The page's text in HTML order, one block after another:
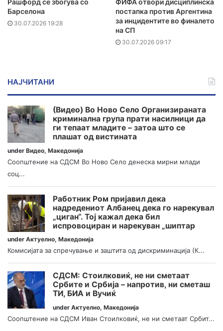
Рашфорд се збогува со
Барселона
30.07.2026 19:28
ФИФА отвори дисциплинска
постапка против Аргентина
за инцидентите во финалето
на СП
30.07.2026 09:17
НАЈЧИТАНИ
(Видео) Во Ново Село Организираната
криминална група прати насилници да
ги тепаат младите – затоа што се
плашат од вистината
under Видео, Македонија
Соопштение на СДСМ Во Ново Село денеска мирни млади
соц...
Работник Ром пријавил дека
надредениот Албанец дека го нарекувал
„циган“. Тој кажал дека бил
испровоциран и нарекуван „шиптар
under Актуелно, Македонија
Комисијата за спречување и заштита од дискриминација (К...
СДСМ: Стоилковиќ, не ни сметаат
Србите и Србија – напротив, ни сметаш
ТИ, БИА и Вучиќ
under Актуелно, Македонија
Соопштение на СДСМ Иван Стоилковиќ, не ни сметаат Србит...